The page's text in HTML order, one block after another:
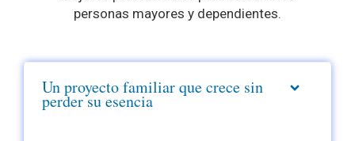
personas mayores y dependientes.
Un proyecto familiar que crece sin
perder su esencia